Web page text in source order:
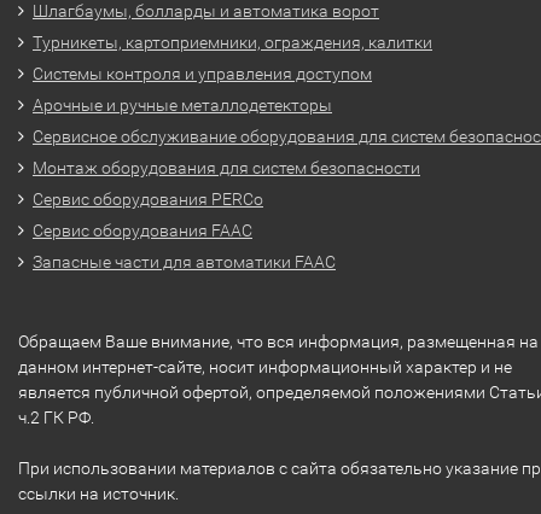
Шлагбаумы, болларды и автоматика ворот
Турникеты, картоприемники, ограждения, калитки
Системы контроля и управления доступом
Арочные и ручные металлодетекторы
Сервисное обслуживание оборудования для систем
Монтаж оборудования для систем безопасности
Сервис оборудования PERCo
Сервис оборудования FAAC
Запасные части для автоматики FAAC
Обращаем Ваше внимание, что вся информация, размещенная на
данном интернет-сайте, носит информационный характер и не
является публичной офертой, определяемой положениями
ч.2 ГК РФ.
При использовании материалов с сайта обязательно указание
ссылки на источник.